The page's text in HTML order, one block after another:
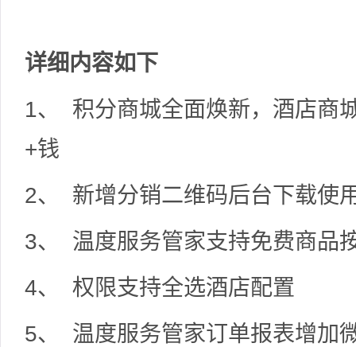
详细内容如下
1、 积分商城全面焕新，酒店商
+钱
2、 新增分销二维码后台下载使
3、 温度服务管家支持免费商品
4、 权限支持全选酒店配置
5、 温度服务管家订单报表增加